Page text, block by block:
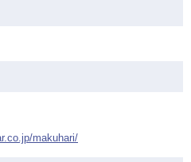
makuhari/